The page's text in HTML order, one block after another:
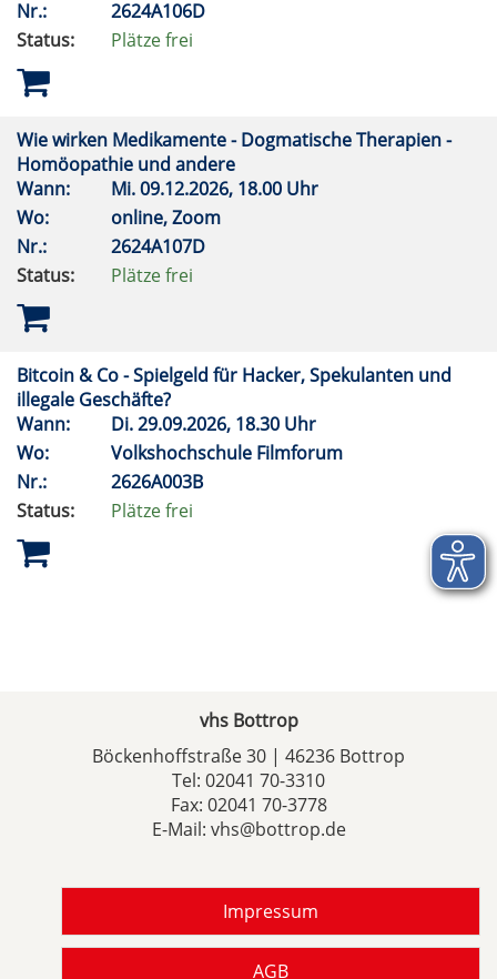
Nr.:
2624A106D
Status:
Plätze frei
Wie wirken Medikamente - Dogmatische Therapien -
Homöopathie und andere
Wann:
Mi.09.12.2026, 18.00 Uhr
Wo:
online, Zoom
Nr.:
2624A107D
Status:
Plätze frei
Bitcoin & Co - Spielgeld für Hacker, Spekulanten und
illegale Geschäfte?
Wann:
Di.29.09.2026, 18.30 Uhr
Wo:
Volkshochschule Filmforum
Nr.:
2626A003B
Status:
Plätze frei
vhs Bottrop
Böckenhoffstraße 30 | 46236 Bottrop
Tel: 02041 70-3310
Fax: 02041 70-3778
E-Mail: vhs@bottrop.de
Impressum
AGB